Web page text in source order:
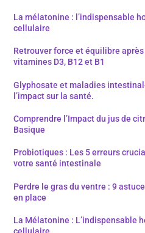
La mélatonine : l’indispensable
cellulaire
Retrouver force et équilibre
vitamines D3, B12 et B1
Glyphosate et maladies
l’impact sur la santé.
Comprendre l’Impact du jus de
Basique
Probiotiques : Les 5 erreurs
votre santé intestinale
Perdre le gras du ventre : 9
en place
La Mélatonine : L’indispensable